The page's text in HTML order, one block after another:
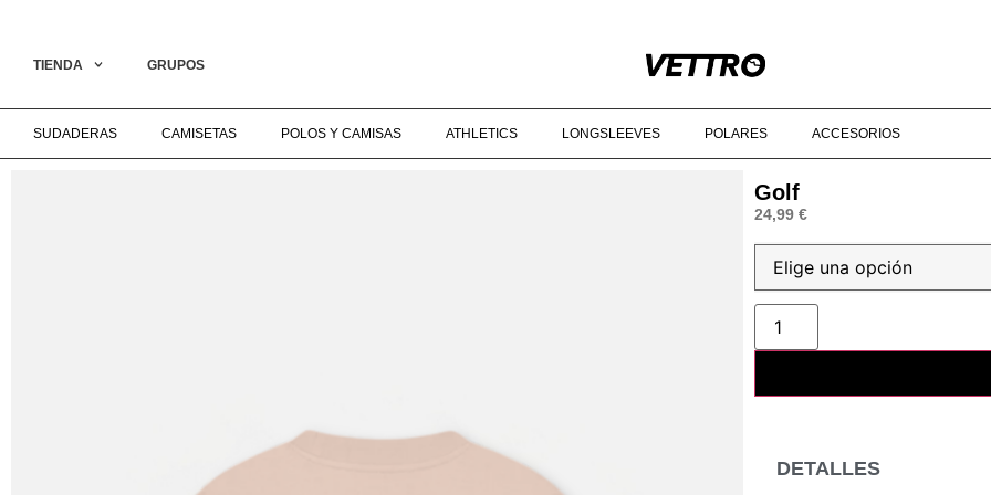
TIENDA GRUPOS
SUDADERAS CAMISETAS POLOS Y CAMISAS ATHLETICS LONGSLEEVES POLARES ACCESORIOS
Golf
24,99 €
DETALLES